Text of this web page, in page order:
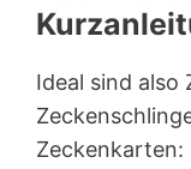
Ideal sind also
Zeckenkarten: